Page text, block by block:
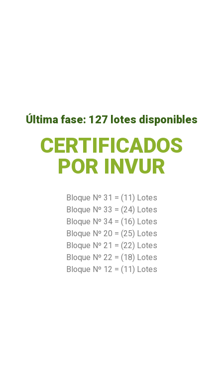
Última fase: 127 lotes disponibles
CERTIFICADOS
POR INVUR
Bloque Nº 31 = (11) Lotes
Bloque Nº 33 = (24) Lotes
Bloque Nº 34 = (16) Lotes
Bloque Nº 20 = (25) Lotes
Bloque Nº 21 = (22) Lotes
Bloque Nº 22 = (18) Lotes
Bloque Nº 12 = (11) Lotes